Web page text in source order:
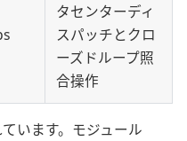
タセンターディ
スパッチとクロ
ーズドループ照
合操作
います。モジュール